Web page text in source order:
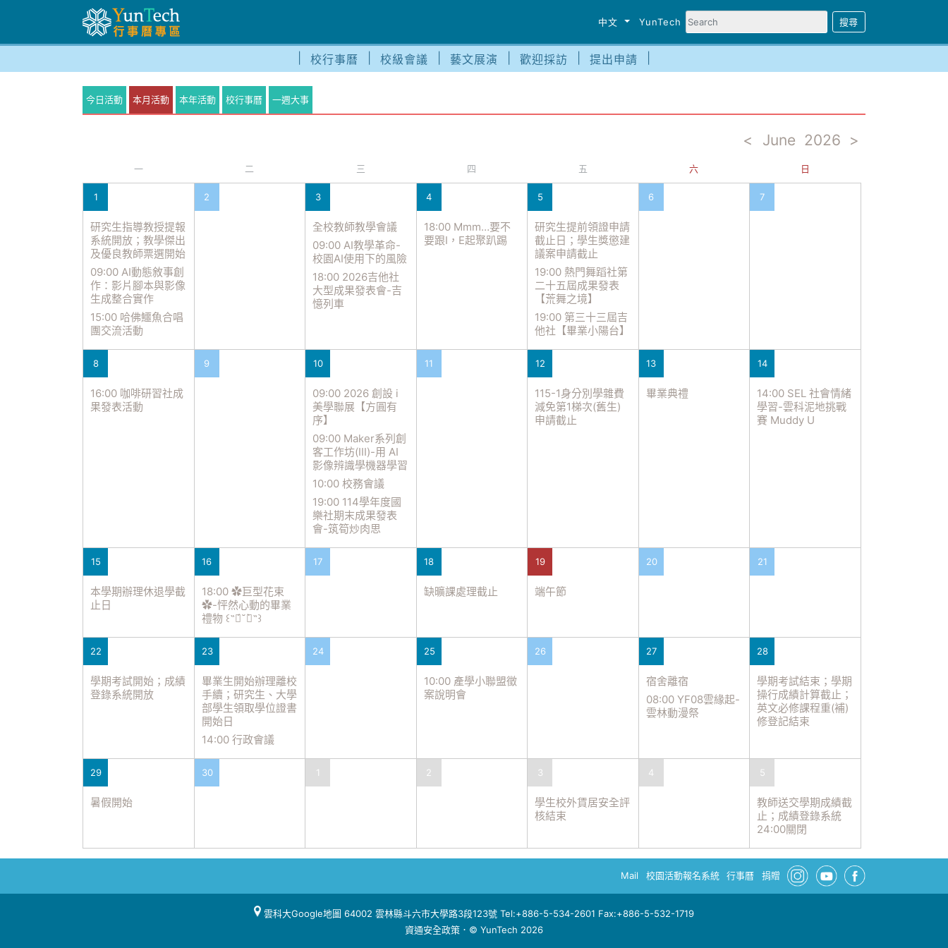
中文 YunTech
校行事曆 校級會議 藝文展演 歡迎採訪 提出申請
今日活動 本月活動 本年活動 校行事曆 一週大事
< June 2026 >
一 二 三 四 五 六 日
1
研究生指導教授提報
系統開放；教學傑出
及優良教師票選開始
09:00 AI動態敘事創
作：影片腳本與影像
生成整合實作
15:00 哈佛鱷魚合唱
團交流活動
2 3
全校教師教學會議
09:00 AI教學革命-
校園AI使用下的風險
18:00 2026吉他社
大型成果發表會-吉
憶列車
4
18:00 Mmm…要不
要跟I，E起聚趴踢
5
研究生提前領證申請
截止日；學生獎懲建
議案申請截止
19:00 熱門舞蹈社第
二十五屆成果發表
【荒舞之境】
19:00 第三十三屆吉
他社【畢業小陽台】
6 7
8
16:00 咖啡研習社成
果發表活動
9 10
09:00 2026 創設 i
美學聯展【方圓有
序】
09:00 Maker系列創
客工作坊(III)-用 AI
影像辨識學機器學習
10:00 校務會議
19:00 114學年度國
樂社期末成果發表
會-筑筍炒肉思
11 12
115-1身分別學雜費
減免第1梯次(舊生)
申請截止
13
畢業典禮
14
14:00 SEL 社會情緒
學習-雲科泥地挑戰
賽 Muddy U
15
本學期辦理休退學截
止日
16
18:00 ✿巨型花束
✿-怦然心動的畢業
禮物 ꒰˶ฅ́˘ฅ̀˶꒱
17 18
缺曠課處理截止
19
端午節
20 21
22
學期考試開始；成績
登錄系統開放
23
畢業生開始辦理離校
手續；研究生、大學
部學生領取學位證書
開始日
14:00 行政會議
24 25
10:00 產學小聯盟徵
案說明會
26 27
宿舍離宿
08:00 YF08雲緣起-
雲林動漫祭
28
學期考試結束；學期
操行成績計算截止；
英文必修課程重(補)
修登記結束
29
暑假開始
30 1 2 3
學生校外賃居安全評
核結束
4 5
教師送交學期成績截
止；成績登錄系統
24:00關閉
Mail 校園活動報名系統 行事曆 捐贈
雲科大Google地圖 64002 雲林縣斗六市大學路3段123號 Tel:+886-5-534-2601 Fax:+886-5-532-1719
資通安全政策 ．© YunTech 2026